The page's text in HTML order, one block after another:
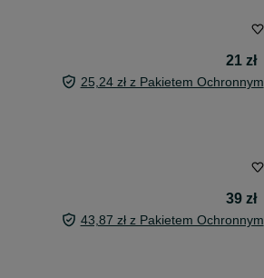
21 zł
25,24 zł z Pakietem Ochronnym
39 zł
43,87 zł z Pakietem Ochronnym